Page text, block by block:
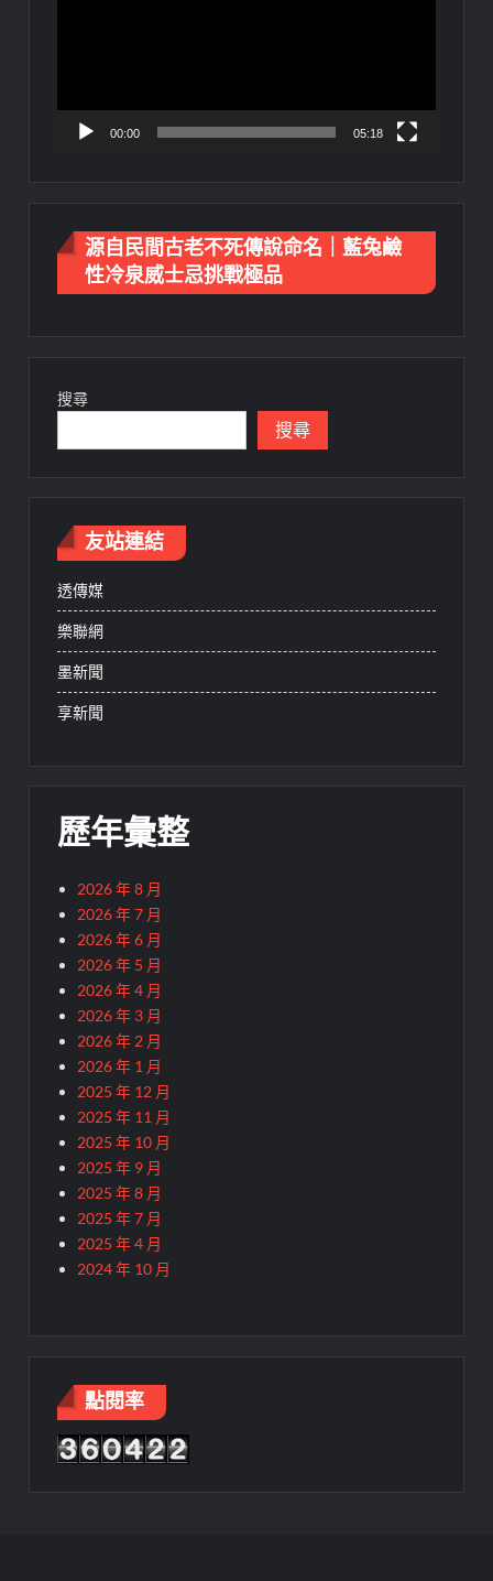
00:00 05:18
源自民間古老不死傳說命名｜藍兔鹼
性冷泉威士忌挑戰極品
搜尋
搜尋
友站連結
透傳媒
樂聯網
墨新聞
享新聞
歷年彙整
2026 年 8 月
2026 年 7 月
2026 年 6 月
2026 年 5 月
2026 年 4 月
2026 年 3 月
2026 年 2 月
2026 年 1 月
2025 年 12 月
2025 年 11 月
2025 年 10 月
2025 年 9 月
2025 年 8 月
2025 年 7 月
2025 年 4 月
2024 年 10 月
點閱率